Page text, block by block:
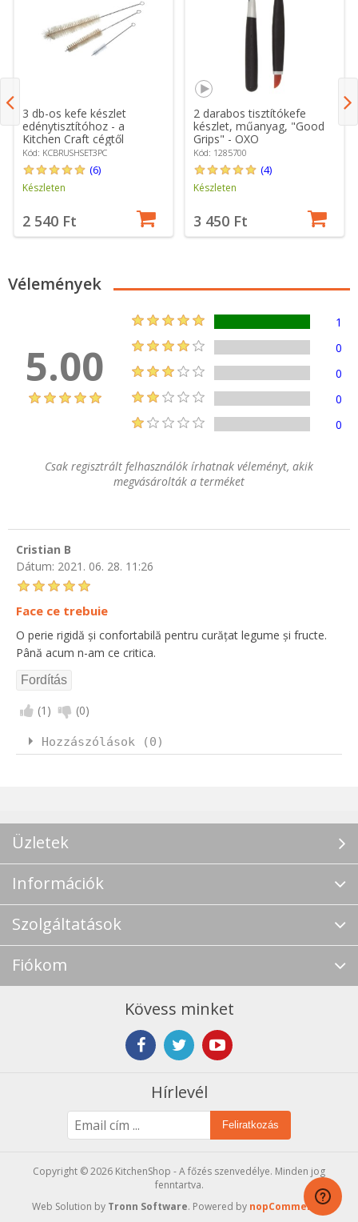
3 db-os kefe készlet
edénytisztítóhoz - a
Kitchen Craft cégtől
Kód: KCBRUSHSET3PC
(6)
Készleten
2 540 Ft
2 darabos tisztítókefe
készlet, műanyag, "Good
Grips" - OXO
Kód: 1285700
(4)
Készleten
3 450 Ft
Vélemények
5.00
1
0
0
0
0
Csak regisztrált felhasználók írhatnak véleményt, akik
megvásárolták a terméket
Cristian B
Dátum: 2021. 06. 28. 11:26
Face ce trebuie
O perie rigidă și confortabilă pentru curățat legume și fructe.
Până acum n-am ce critica.
(1 ) (0)
Hozzászólások (0)
Üzletek
Információk
Szolgáltatások
Fiókom
Kövess minket
Hírlevél
Feliratkozás
Copyright © 2026 KitchenShop - A főzés szenvedélye. Minden jog
fenntartva.
Web Solution by Tronn Software. Powered by nopCommerce.